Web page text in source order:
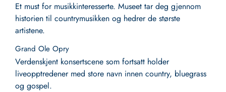
Et must for musikkinteresserte. Museet tar deg gjennom
historien til countrymusikken og hedrer de største
artistene.
Grand Ole Opry
Verdenskjent konsertscene som fortsatt holder
liveopptredener med store navn innen country, bluegrass
og gospel.